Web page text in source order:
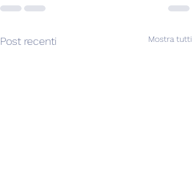
Post recenti Mostra tutti